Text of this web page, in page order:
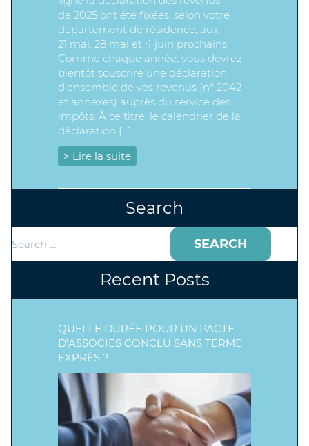
de 2025 ont été fixées, selon votre
département de résidence, aux
21 mai, 28 mai et 4 juin prochains.
Comme chaque année, vous devrez
bientôt souscrire une déclaration
d’ensemble de vos revenus (n° 2042
et annexes) auprès du service des
impôts. À ce titre, le calendrier de la
déclaration […]
> Lire la suite
Search
for:
Recent Posts
QUELLE DURÉE POUR UN PACTE
D’ASSOCIÉS CONCLU SANS TERME
EXPRÈS ?